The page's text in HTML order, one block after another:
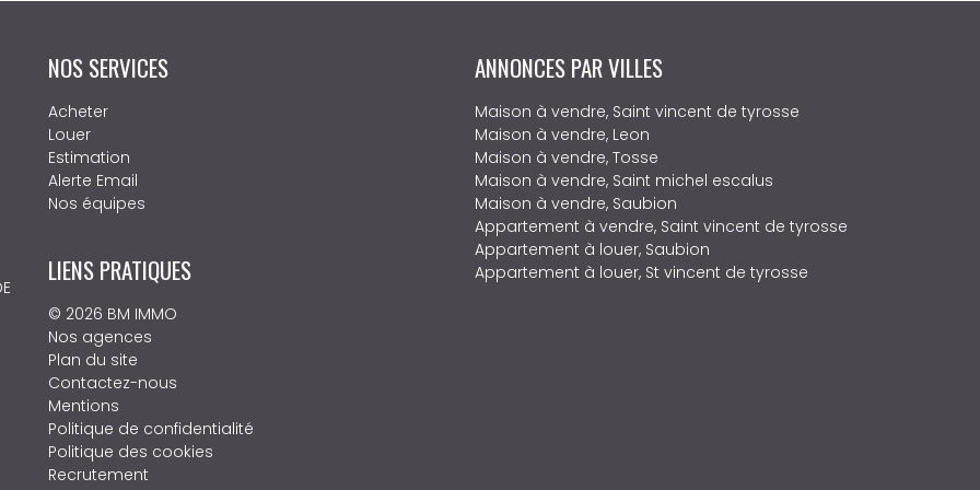
NOS SERVICES
Acheter
Louer
Estimation
Alerte Email
Nos équipes
LIENS PRATIQUES
© 2026 BM IMMO
Nos agences
Plan du site
Contactez-nous
Mentions
Politique de confidentialité
Politique des cookies
Recrutement
ANNONCES PAR VILLES
Maison à vendre, Saint vincent de tyrosse
Maison à vendre, Leon
Maison à vendre, Tosse
Maison à vendre, Saint michel escalus
Maison à vendre, Saubion
Appartement à vendre, Saint vincent de tyrosse
Appartement à louer, Saubion
Appartement à louer, St vincent de tyrosse